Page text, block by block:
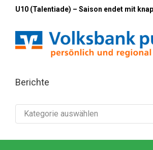
U10 (Talentiade) – Saison endet mit
Berichte
Berichte